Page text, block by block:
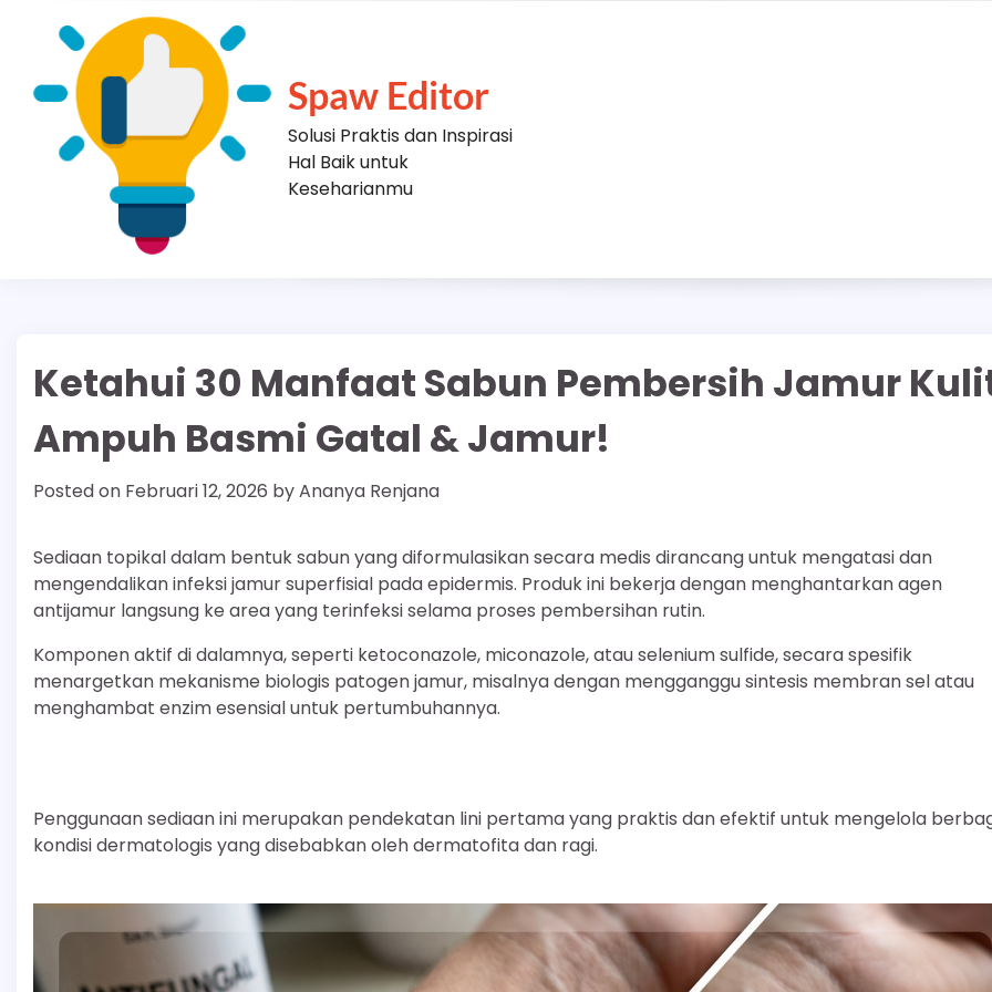
Spaw Editor
Solusi Praktis dan Inspirasi
Hal Baik untuk
Keseharianmu
Ketahui 30 Manfaat Sabun Pembersih Jamur
Ampuh Basmi Gatal & Jamur!
Posted on Februari 12, 2026 byAnanya Renjana
Sediaan topikal dalam bentuk sabun yang diformulasikan secara medis dirancang untuk mengatasi dan
mengendalikan infeksi jamur superfisial pada epidermis. Produk ini bekerja dengan menghantarkan agen
antijamur langsung ke area yang terinfeksi selama proses pembersihan rutin.
Komponen aktif di dalamnya, seperti ketoconazole, miconazole, atau selenium sulfide, secara spesifik
menargetkan mekanisme biologis patogen jamur, misalnya dengan mengganggu sintesis membran sel atau
menghambat enzim esensial untuk pertumbuhannya.
Penggunaan sediaan ini merupakan pendekatan lini pertama yang praktis dan efektif untuk mengelola
kondisi dermatologis yang disebabkan oleh dermatofita dan ragi.